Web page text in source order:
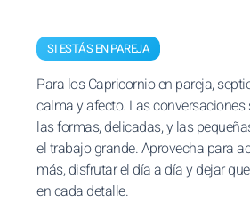
SI ESTÁS EN PAREJA
Para los Capricornio en pareja,
calma y afecto. Las
las formas, delicadas, y las
el trabajo grande. Aprovecha para
más, disfrutar el día a día y dejar
en cada detalle.